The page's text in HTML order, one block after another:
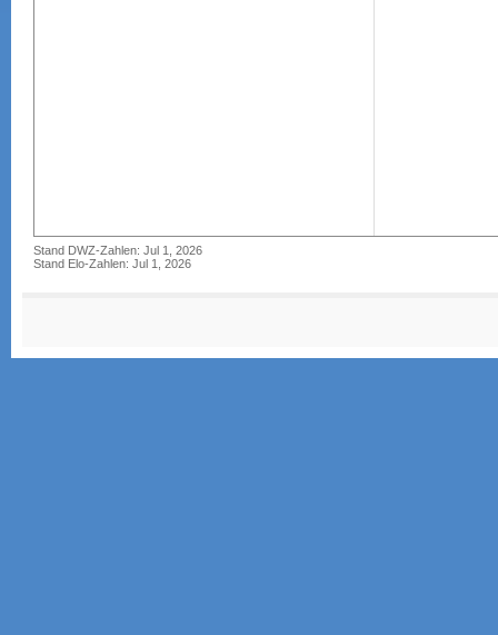
Stand DWZ-Zahlen: Jul 1, 2026
Stand Elo-Zahlen: Jul 1, 2026